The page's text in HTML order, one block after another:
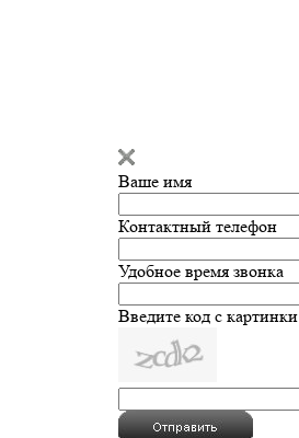
Ваше имя
Контактный телефон
Удобное время звонка
Введите код с картинки